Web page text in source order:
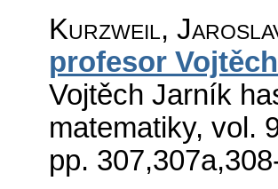
Kurzweil,
profesor
Vojtěch Jarník
matematiky, vol.
pp.